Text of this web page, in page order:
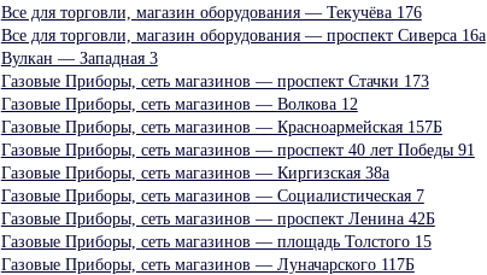
Все для торговли, магазин оборудования — Текучёва 176
Все для торговли, магазин оборудования — проспект Сиверса 16а
Вулкан — Западная 3
Газовые Приборы, сеть магазинов — проспект Стачки 173
Газовые Приборы, сеть магазинов — Волкова 12
Газовые Приборы, сеть магазинов — Красноармейская 157Б
Газовые Приборы, сеть магазинов — проспект 40 лет Победы 91
Газовые Приборы, сеть магазинов — Киргизская 38а
Газовые Приборы, сеть магазинов — Социалистическая 7
Газовые Приборы, сеть магазинов — проспект Ленина 42Б
Газовые Приборы, сеть магазинов — площадь Толстого 15
Газовые Приборы, сеть магазинов — Луначарского 117Б